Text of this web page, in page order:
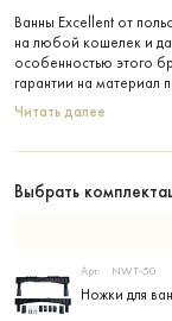
Ванны Excellent от
на любой кошелек и
особенностью этого
гарантии на материал
Читать далее
Выбрать
Ножки для
Арт: NWT-50